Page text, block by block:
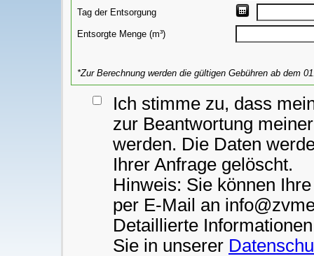
Tag der Entsorgung
Entsorgte Menge (m³)
*Zur Berechnung werden die gültigen Gebühren ab dem
Ich stimme zu, dass
zur Beantwortung
werden. Die Daten
Ihrer Anfrage gelöscht.
Hinweis: Sie können
per E-Mail an
Detaillierte
Sie in unserer